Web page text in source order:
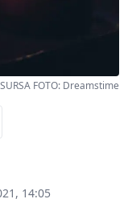
SURSA FOTO: Dreamstime
14:05